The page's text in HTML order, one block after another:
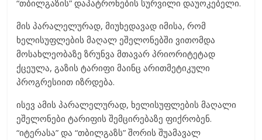
“თბილგაზის” დაპატრონების სურვილი დაუოკებელი.
მის პარალელურად, მიუხედავად იმისა, რომ
ხელისუფლების მაღალ ეშელონებში ვითომდა
მოსახლეობაზე ზრუნვა მთავარ პრიორიტეტად
ქცეულა, გაზის ტარიფი მაინც არითმეტიკული
პროგრესიით იზრდება.
ისევ ამის პარალელურად, ხელისუფლების მაღალი
ეშელონები ტარიფის შემცირებაზე ფიქრობენ.
“იტერასა” და “თბილგაზს” შორის შუამავალ